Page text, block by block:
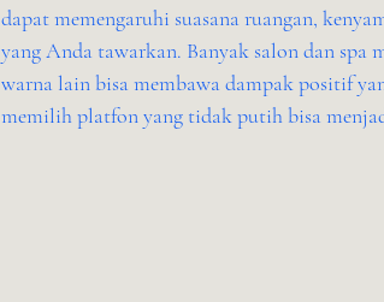
dapat memengaruhi suasana ruangan,
yang Anda tawarkan. Banyak salon dan
warna lain bisa membawa dampak positif
memilih platfon yang tidak putih bisa